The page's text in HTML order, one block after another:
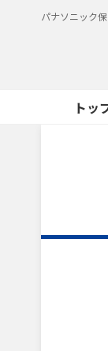
パナソニック
トッ